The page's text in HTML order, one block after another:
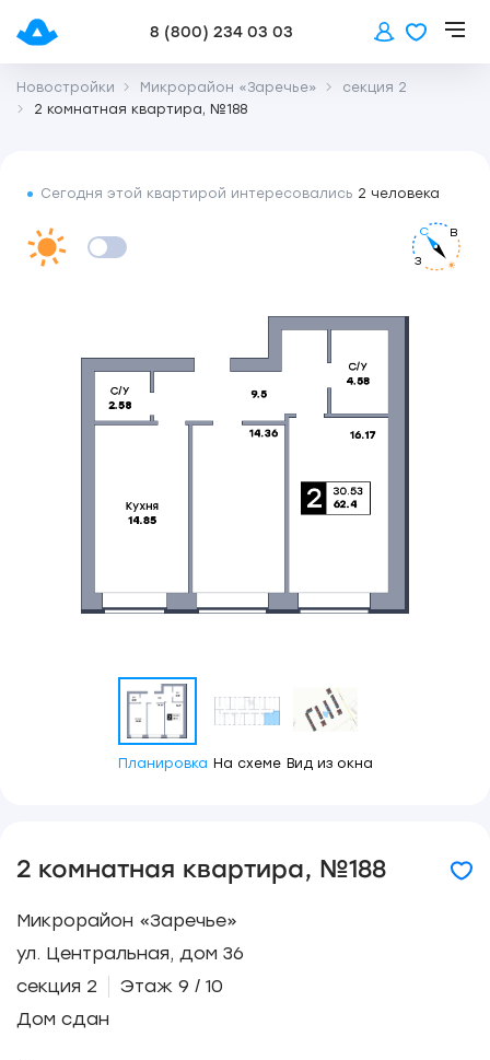
8 (800) 234 03 03
Новостройки Микрорайон «Заречье»
секция 2
2 комнатная квартира, №188
Сегодня этой квартирой интересовались 2 человека
С В
З
Планировка На схеме Вид из окна
2 комнатная квартира, №188
Микрорайон «Заречье»
ул. Центральная, дом 36
секция 2
Этаж 9 / 10
Дом сдан